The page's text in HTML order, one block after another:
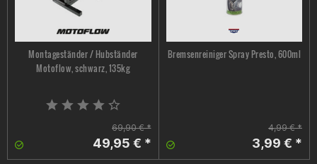
Montageständer / Hubständer
Motoflow, schwarz, 135kg
69,90 € *
49,95 € *
Bremsenreiniger Spray Presto, 600ml
4,99 € *
3,99 € *